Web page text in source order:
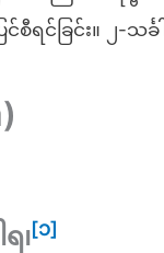
စီရင်ခြင်း။ ၂-
၊[၁]